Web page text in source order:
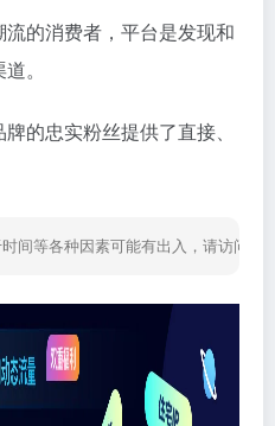
流的消费者，平台是发现和
。
牌的忠实粉丝提供了直接、
间等各种因素可能有出入，请访问网